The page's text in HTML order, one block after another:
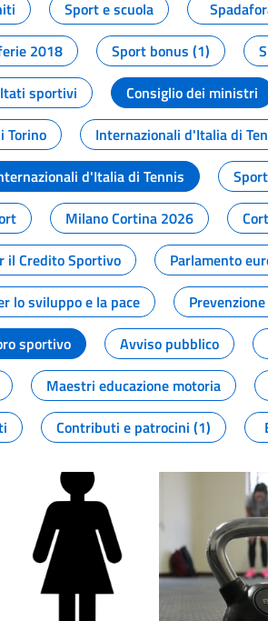
Sport e scuola
2018 Sport bonus (1)
sportivi
Consiglio dei ministri
Torino Internazionali d'Italia di
d'Italia di Tennis
Milano Cortina 2026
il Credito Sportivo Parlamento
lo sviluppo e la pace
sportivo Avviso pubblico
Maestri educazione motoria
Contributi e patrocini (1)